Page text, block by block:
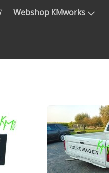
Webshop KMworks